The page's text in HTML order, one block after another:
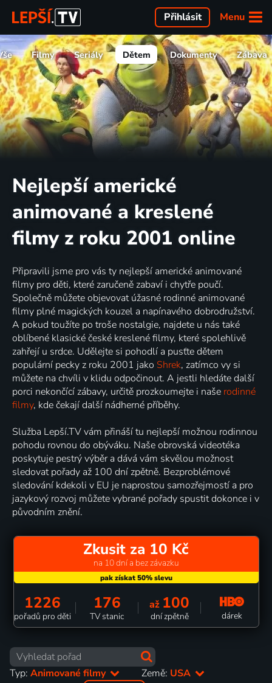
Menu
Přihlásit
Filmy Seriály Dětem Dokumenty Zábava
Nejlepší americké
animované a kreslené
filmy z roku 2001 online
Připravili jsme pro vás ty nejlepší americké animované
filmy pro děti, které zaručeně zabaví i chytře poučí.
Společně můžete objevovat úžasné rodinné animované
filmy plné magických kouzel a napínavého dobrodružství.
A pokud toužíte po troše nostalgie, najdete u nás také
oblíbené klasické české kreslené filmy, které spolehlivě
zahřejí u srdce. Udělejte si pohodlí a pusťte dětem
populární pecky z roku 2001 jako Shrek, zatímco vy si
můžete na chvíli v klidu odpočinout. A jestli hledáte další
porci nekončící zábavy, určitě prozkoumejte i naše rodinné
filmy, kde čekají další nádherné příběhy.
Služba Lepší.TV vám přináší tu nejlepší možnou rodinnou
pohodu rovnou do obýváku. Naše obrovská videotéka
poskytuje pestrý výběr a dává vám skvělou možnost
sledovat pořady až 100 dní zpětně. Bezproblémové
sledování kdekoli v EU je naprostou samozřejmostí a pro
jazykový rozvoj můžete vybrané pořady spustit dokonce i v
původním znění.
Zkusit za 10 Kč
na 10 dní a bez závazku
1226
pořadů pro děti
176
TV stanic
až 100
dní zpětně dárek
Typ: Animované filmy Země: USA